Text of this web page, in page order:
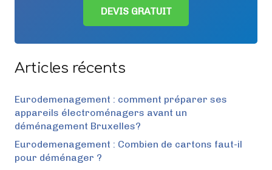
DEVIS GRATUIT
Articles récents
Eurodemenagement : comment préparer ses
appareils électroménagers avant un
déménagement Bruxelles?
Eurodemenagement : Combien de cartons faut-il
pour déménager ?